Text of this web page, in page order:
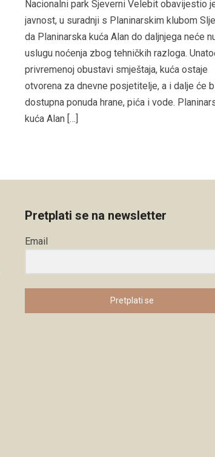
Nacionalni park Sjeverni Velebit obavijestio
javnost, u suradnji s Planinarskim klubom
da Planinarska kuća Alan do daljnjega neće
uslugu noćenja zbog tehničkih razloga.
privremenoj obustavi smještaja, kuća ostaje
otvorena za dnevne posjetitelje, a i dalje će
dostupna ponuda hrane, pića i vode.
kuća Alan […]
Pretplati se na newsletter
Email
Pretplati se